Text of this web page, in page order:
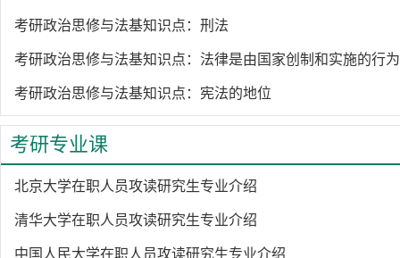
考研政治思修与法基知识点：刑法
考研政治思修与法基知识点：法律是由国家创制和实施的行
考研政治思修与法基知识点：宪法的地位
考研专业课
北京大学在职人员攻读研究生专业介绍
清华大学在职人员攻读研究生专业介绍
中国人民大学在职人员攻读研究生专业介绍